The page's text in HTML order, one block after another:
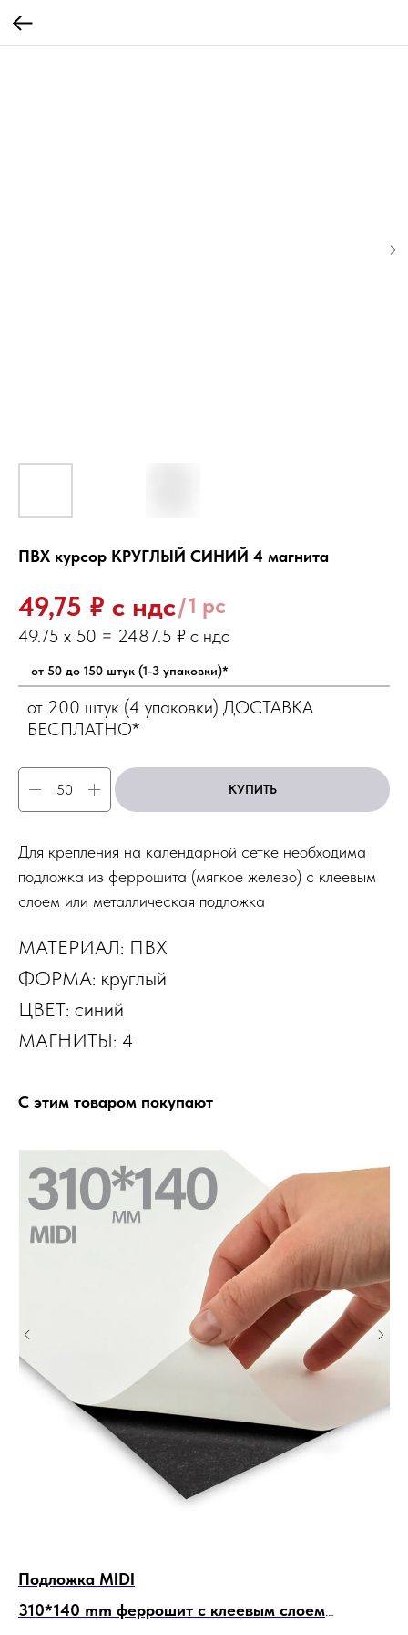
ПВХ курсор КРУГЛЫЙ СИНИЙ 4 магнита
49,75 ₽ с ндс/1 pc
от 50 до 150 штук (1-3 упаковки)*
от 200 штук (4 упаковки) ДОСТАВКА
БЕСПЛАТНО*
КУПИТЬ
Для крепления на календарной сетке необходима
подложка из феррошита (мягкое железо) с клеевым
слоем или металлическая подложка
МАТЕРИАЛ: ПВХ
ФОРМА: круглый
ЦВЕТ: синий
МАГНИТЫ: 4
С этим товаром покупают
Подложка MIDI
310*140 mm феррошит с клеевым слоем